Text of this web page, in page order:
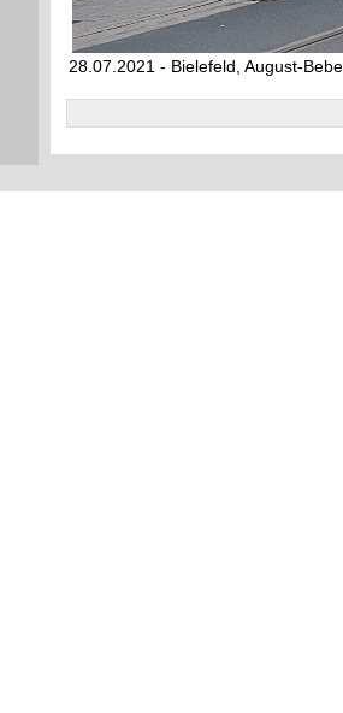
28.07.2021 - Bielefeld, August-